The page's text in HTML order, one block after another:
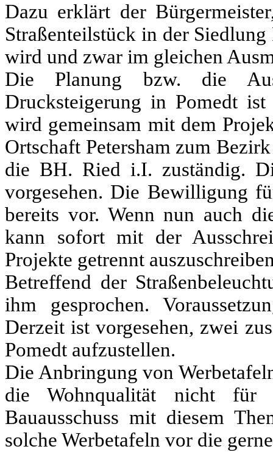
Dazu erklärt der
Straßenteilstück in der
wird und zwar im gleichen
Die Planung bzw. die
Drucksteigerung in Pomedt ist
wird gemeinsam mit dem
Ortschaft Petersham zum
die BH. Ried i.I. zuständig.
vorgesehen. Die Bewilligung
bereits vor. Wenn nun auch
kann sofort mit der
Projekte getrennt
Betreffend der
ihm gesprochen.
Derzeit ist vorgesehen, zwei
Pomedt aufzustellen.
Die Anbringung von
die Wohnqualität nicht
Bauausschuss mit diesem
solche Werbetafeln vor die